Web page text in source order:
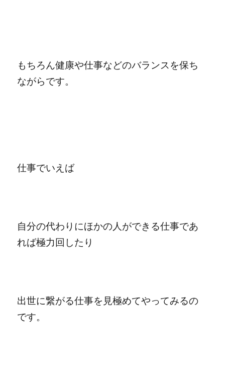
もちろん健康や仕事などのバランスを保ち
ながらです。
仕事でいえば
自分の代わりにほかの人ができる仕事であ
れば極力回したり
出世に繋がる仕事を見極めてやってみるの
です。